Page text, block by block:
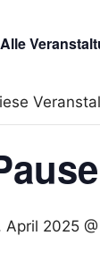
April 2025